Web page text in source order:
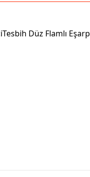
Düz Flamlı Eşarp